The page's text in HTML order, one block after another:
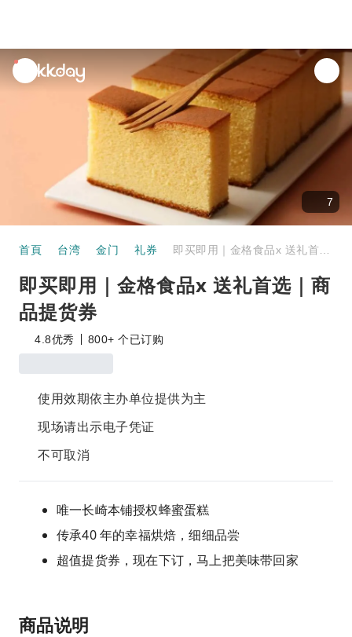
unread
notifications
7
首頁 台湾 金门 礼券
即买即用｜金格食品x 送礼首选｜商
品提货券
4.8优秀 800+ 个已订购
使用效期依主办单位提供为主
现场请出示电子凭证
不可取消
唯一长崎本铺授权蜂蜜蛋糕
传承40 年的幸福烘焙，细细品尝
超值提货券，现在下订，马上把美味带回家
商品说明